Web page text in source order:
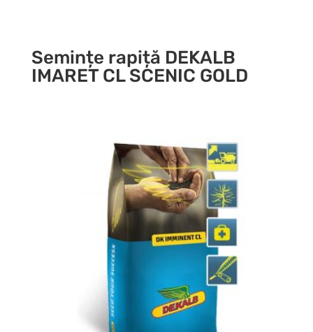
Semințe rapiță DEKALB
IMARET CL SCENIC GOLD